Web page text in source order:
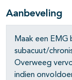
Aanbeveling
Maak een
subacuut/
Overweeg
indien